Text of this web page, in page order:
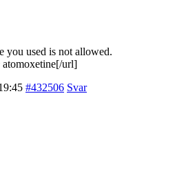
you used is not allowed.
url]
#432506 Svar